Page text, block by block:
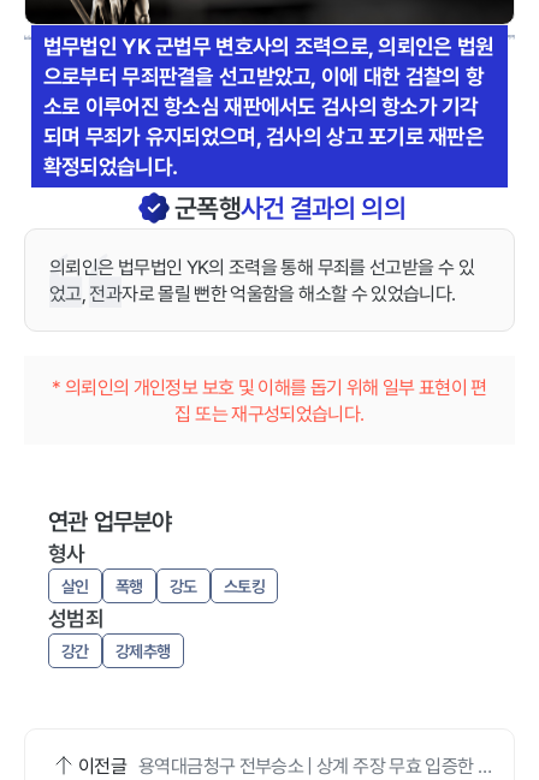
법무법인 YK 군법무 변호사의 조력으로, 의뢰인은 법원
으로부터 무죄판결을 선고받았고, 이에 대한 검찰의 항
소로 이루어진 항소심 재판에서도 검사의 항소가 기각
되며 무죄가 유지되었으며, 검사의 상고 포기로 재판은
확정되었습니다.
군폭행사건 결과의 의의
의뢰인은 법무법인 YK의 조력을 통해 무죄를 선고받을 수 있
었고, 전과자로 몰릴 뻔한 억울함을 해소할 수 있었습니다.
* 의뢰인의 개인정보 보호 및 이해를 돕기 위해 일부 표현이 편
집 또는 재구성되었습니다.
연관 업무분야
형사
살인 폭행 강도 스토킹
성범죄
강간 강제추행
이전글 용역대금청구 전부승소 | 상계 주장 무효 입증한 민